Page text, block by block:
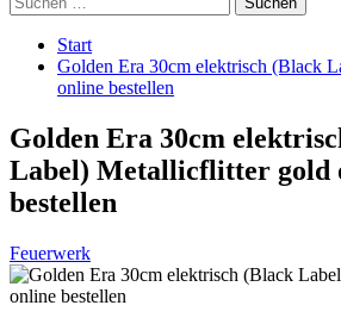
nach:
Start
Golden Era 30cm elektrisch (Black
online bestellen
Golden Era 30cm
Label) Metallicflitter gold
bestellen
Feuerwerk